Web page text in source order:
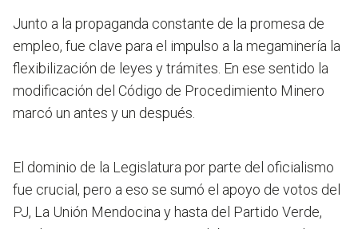
Junto a la propaganda constante de la promesa de
empleo, fue clave para el impulso a la megaminería la
flexibilización de leyes y trámites. En ese sentido la
modificación del Código de Procedimiento Minero
marcó un antes y un después.
El dominio de la Legislatura por parte del oficialismo
fue crucial, pero a eso se sumó el apoyo de votos del
PJ, La Unión Mendocina y hasta del Partido Verde,